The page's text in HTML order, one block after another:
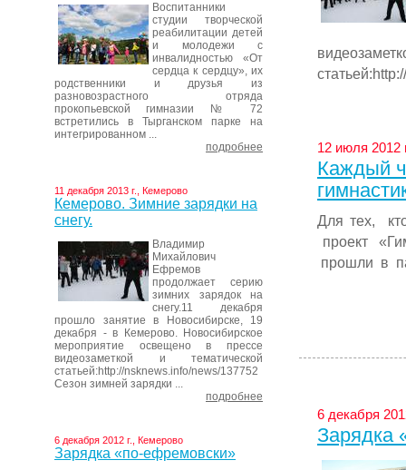
Воспитанники
студии творческой
реабилитации детей
и молодежи с
инвалидностью «От
сердца к сердцу», их
родственники и друзья из
разновозрастного отряда
прокопьевской гимназии № 72
встретились в Тырганском парке на
интегрированном ...
подробнее
11 декабря 2013 г., Кемерово
Кемерово. Зимние зарядки на
снегу.
Владимир
Михайлович
Ефремов
продолжает серию
зимних зарядок на
снегу.11 декабря
прошло занятие в Новосибирске, 19
декабря - в Кемерово. Новосибирское
мероприятие освещено в прессе
видеозаметкой и тематической
статьей:http://nsknews.info/news/137752
Сезон зимней зарядки ...
подробнее
6 декабря 2012 г., Кемерово
Зарядка «по-ефремовски»
12 июля 2012
Каждый
Для тех,
проект
прошли в
6 декабря
Зарядка